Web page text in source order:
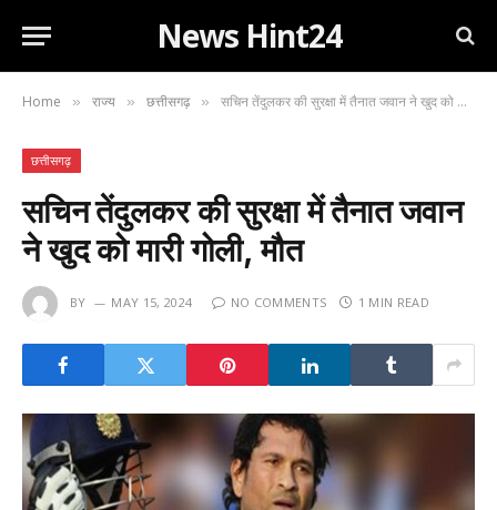
News Hint24
Home » राज्य » छत्तीसगढ़ » सचिन तेंदुलकर की सुरक्षा में तैनात जवान ने खुद को मारी गोली, मौत
छत्तीसगढ़
सचिन तेंदुलकर की सुरक्षा में तैनात जवान
ने खुद को मारी गोली, मौत
BY MAY 15, 2024 NO COMMENTS 1 MIN READ